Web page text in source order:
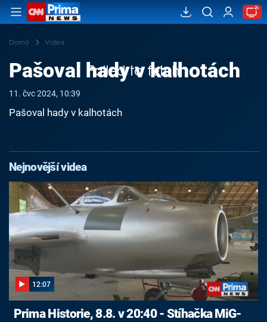
Domů Videa
Failed to fetch
Pašoval hady v kalhotách
11. čvc 2024, 10:39
Pašoval hady v kalhotách
Nejnovější videa
12:07
Prima Historie, 8.8. v 20:40 - Stíhačka MiG-